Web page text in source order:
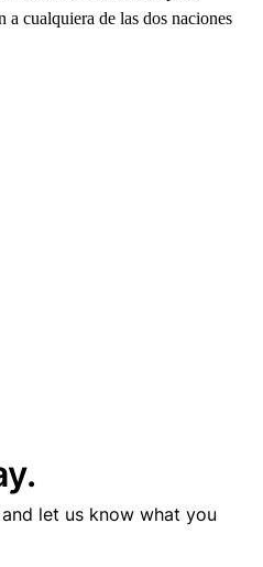
a cualquiera de las dos naciones
let us know what you